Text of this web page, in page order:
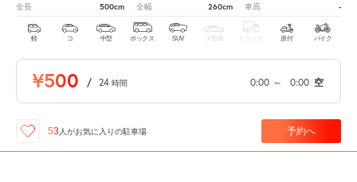
全長 500cm 全幅 260cm 車高 -
軽 コ 中型 ボックス SUV 大型車 トラック 原付 バイク
¥500 / 24 時間 0:00 ～ 0:00 空
53 人がお気に入りの駐車場 予約へ